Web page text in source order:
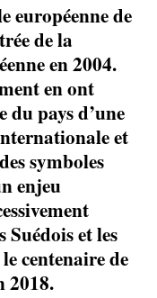
européenne de
de la
en 2004.
en ont
du pays d’une
et
symboles
enjeu
Suédois et les
centenaire de
2018.